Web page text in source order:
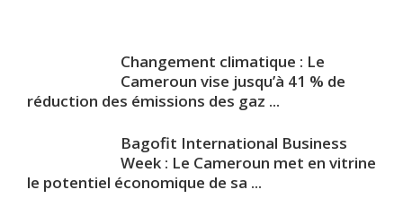
Changement climatique : Le
Cameroun vise jusqu’à 41 % de
réduction des émissions des gaz ...
Bagofit International Business
Week : Le Cameroun met en vitrine
le potentiel économique de sa ...